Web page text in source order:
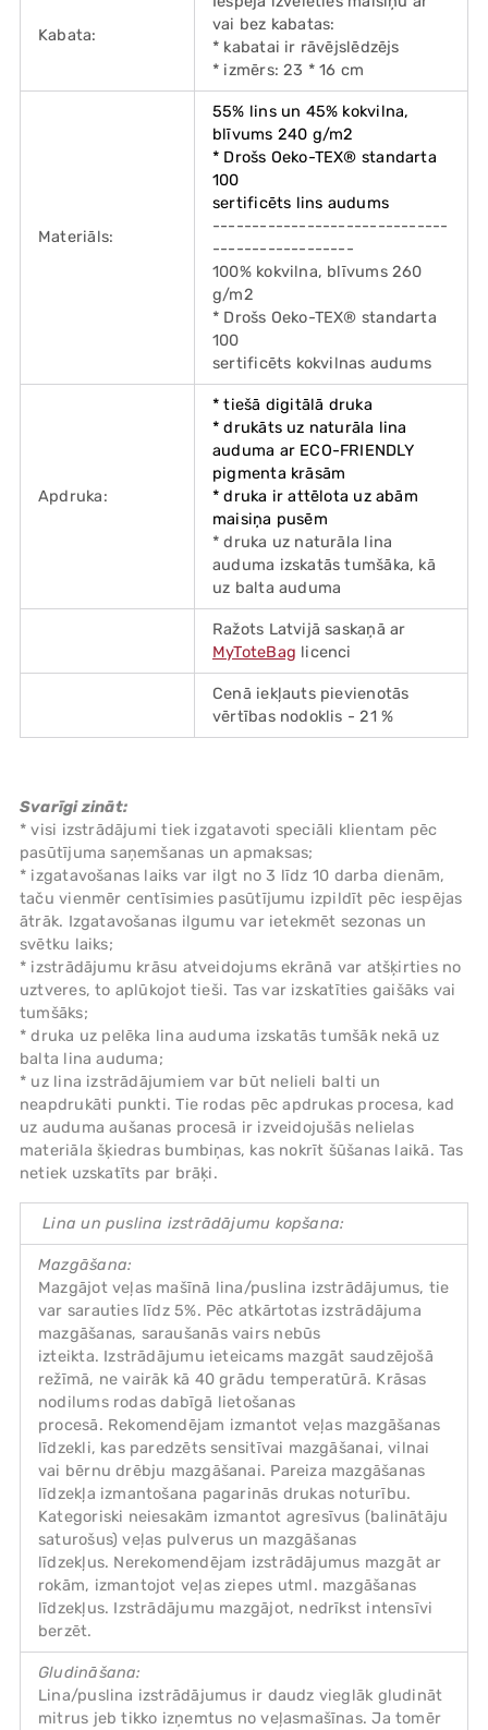
Kabata:
vai bez kabatas:
* kabatai ir rāvējslēdzējs
* izmērs: 23 * 16 cm
Materiāls:
55% lins un 45% kokvilna,
blīvums 240 g/m2
* Drošs Oeko-TEX® standarta
100
sertificēts lins audums
------------------------------
------------------
100% kokvilna, blīvums 260
g/m2
* Drošs Oeko-TEX® standarta
100
sertificēts kokvilnas audums
Apdruka:
* tiešā digitālā druka
* drukāts uz naturāla lina
auduma ar ECO-FRIENDLY
pigmenta krāsām
* druka ir attēlota uz abām
maisiņa pusēm
* druka uz naturāla lina
auduma izskatās tumšāka, kā
uz balta auduma
Ražots Latvijā saskaņā ar
MyToteBag licenci
Cenā iekļauts pievienotās
vērtības nodoklis - 21 %
Svarīgi zināt:
* visi izstrādājumi tiek izgatavoti speciāli klientam pēc
pasūtījuma saņemšanas un apmaksas;
* izgatavošanas laiks var ilgt no 3 līdz 10 darba dienām,
taču vienmēr centīsimies pasūtījumu izpildīt pēc iespējas
ātrāk. Izgatavošanas ilgumu var ietekmēt sezonas un
svētku laiks;
* izstrādājumu krāsu atveidojums ekrānā var atšķirties no
uztveres, to aplūkojot tieši. Tas var izskatīties gaišāks vai
tumšāks;
* druka uz pelēka lina auduma izskatās tumšāk nekā uz
balta lina auduma;
* uz lina izstrādājumiem var būt nelieli balti un
neapdrukāti punkti. Tie rodas pēc apdrukas procesa, kad
uz auduma aušanas procesā ir izveidojušās nelielas
materiāla šķiedras bumbiņas, kas nokrīt šūšanas laikā. Tas
netiek uzskatīts par brāķi.
Lina un puslina izstrādājumu kopšana:
Mazgāšana:
Mazgājot veļas mašīnā lina/puslina izstrādājumus, tie
var sarauties līdz 5%. Pēc atkārtotas izstrādājuma
mazgāšanas, saraušanās vairs nebūs
izteikta. Izstrādājumu ieteicams mazgāt saudzējošā
režīmā, ne vairāk kā 40 grādu temperatūrā. Krāsas
nodilums rodas dabīgā lietošanas
procesā. Rekomendējam izmantot veļas mazgāšanas
līdzekli, kas paredzēts sensitīvai mazgāšanai, vilnai
vai bērnu drēbju mazgāšanai. Pareiza mazgāšanas
līdzekļa izmantošana pagarinās drukas noturību.
Kategoriski neiesakām izmantot agresīvus (balinātāju
saturošus) veļas pulverus un mazgāšanas
līdzekļus. Nerekomendējam izstrādājumus mazgāt ar
rokām, izmantojot veļas ziepes utml. mazgāšanas
līdzekļus. Izstrādājumu mazgājot, nedrīkst intensīvi
berzēt.
Gludināšana:
Lina/puslina izstrādājumus ir daudz vieglāk gludināt
mitrus jeb tikko izņemtus no veļasmašīnas. Ja tomēr